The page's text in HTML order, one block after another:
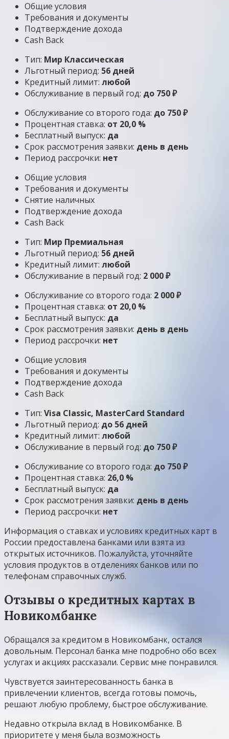
Общие условия
Требования и документы
Подтверждение дохода
Cash Back
Тип: Мир Классическая
Льготный период: 56 дней
Кредитный лимит: любой
Обслуживание в первый год: до 750 ₽
Обслуживание со второго года: до 750 ₽
Процентная ставка: от 20,0 %
Бесплатный выпуск: да
Срок рассмотрения заявки: день в день
Период рассрочки: нет
Общие условия
Требования и документы
Снятие наличных
Подтверждение дохода
Cash Back
Тип: Мир Премиальная
Льготный период: 56 дней
Кредитный лимит: любой
Обслуживание в первый год: 2 000 ₽
Обслуживание со второго года: 2 000 ₽
Процентная ставка: от 20,0 %
Бесплатный выпуск: да
Срок рассмотрения заявки: день в день
Период рассрочки: нет
Общие условия
Требования и документы
Подтверждение дохода
Cash Back
Тип: Visa Classic, MasterСard Standard
Льготный период: до 56 дней
Кредитный лимит: любой
Обслуживание в первый год: до 750 ₽
Обслуживание со второго года: до 750 ₽
Процентная ставка: 26,0 %
Бесплатный выпуск: да
Срок рассмотрения заявки: день в день
Период рассрочки: нет
Информация о ставках и условиях кредитных карт в
России предоставлена банками или взята из
открытых источников. Пожалуйста, уточняйте
условия продуктов в отделениях банков или по
телефонам справочных служб.
Отзывы о кредитных картах в
Новикомбанке
Обращался за кредитом в Новикомбанк, остался
довольным. Персонал банка мне подробно обо всех
услугах и акциях рассказали. Сервис мне понравился.
Чувствуется заинтересованность банка в
привлечении клиентов, всегда готовы помочь,
решают любую проблему, быстрое обслуживание.
Недавно открыла вклад в Новикомбанке. В
приоритете у меня была возможность